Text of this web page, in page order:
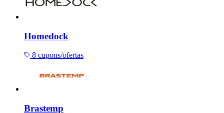
Homedock
8 cupons/ofertas
Brastemp